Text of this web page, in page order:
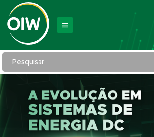
Pesquisar